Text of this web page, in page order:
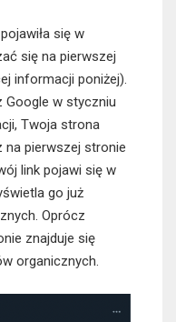
się w
się na pierwszej
informacji poniżej).
Google w styczniu
Twoja strona
na pierwszej stronie
link pojawi się w
go już
Oprócz
znajduje się
organicznych.